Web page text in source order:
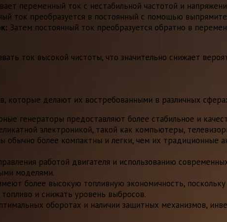
переменный ток с нестабильной частотой и
ток преобразуется в постоянный с помощью
Затем постоянный ток преобразуется обратно в
ток высокой чистоты, что значительно снижает
которые делают их востребованными в различных
генераторы предоставляют более стабильное и
электроникой, такой как компьютеры,
обычно более компактны и легки, чем их традиционные
работой двигателя и использованию
моделями.
более высокую топливную экономичность,
топливо и снижать уровень выбросов.
оборотах и наличии защитных механизмов,